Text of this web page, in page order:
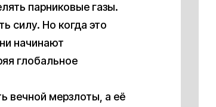
парниковые газы.
силу. Но когда это
начинают
глобальное
вечной мерзлоты, а её